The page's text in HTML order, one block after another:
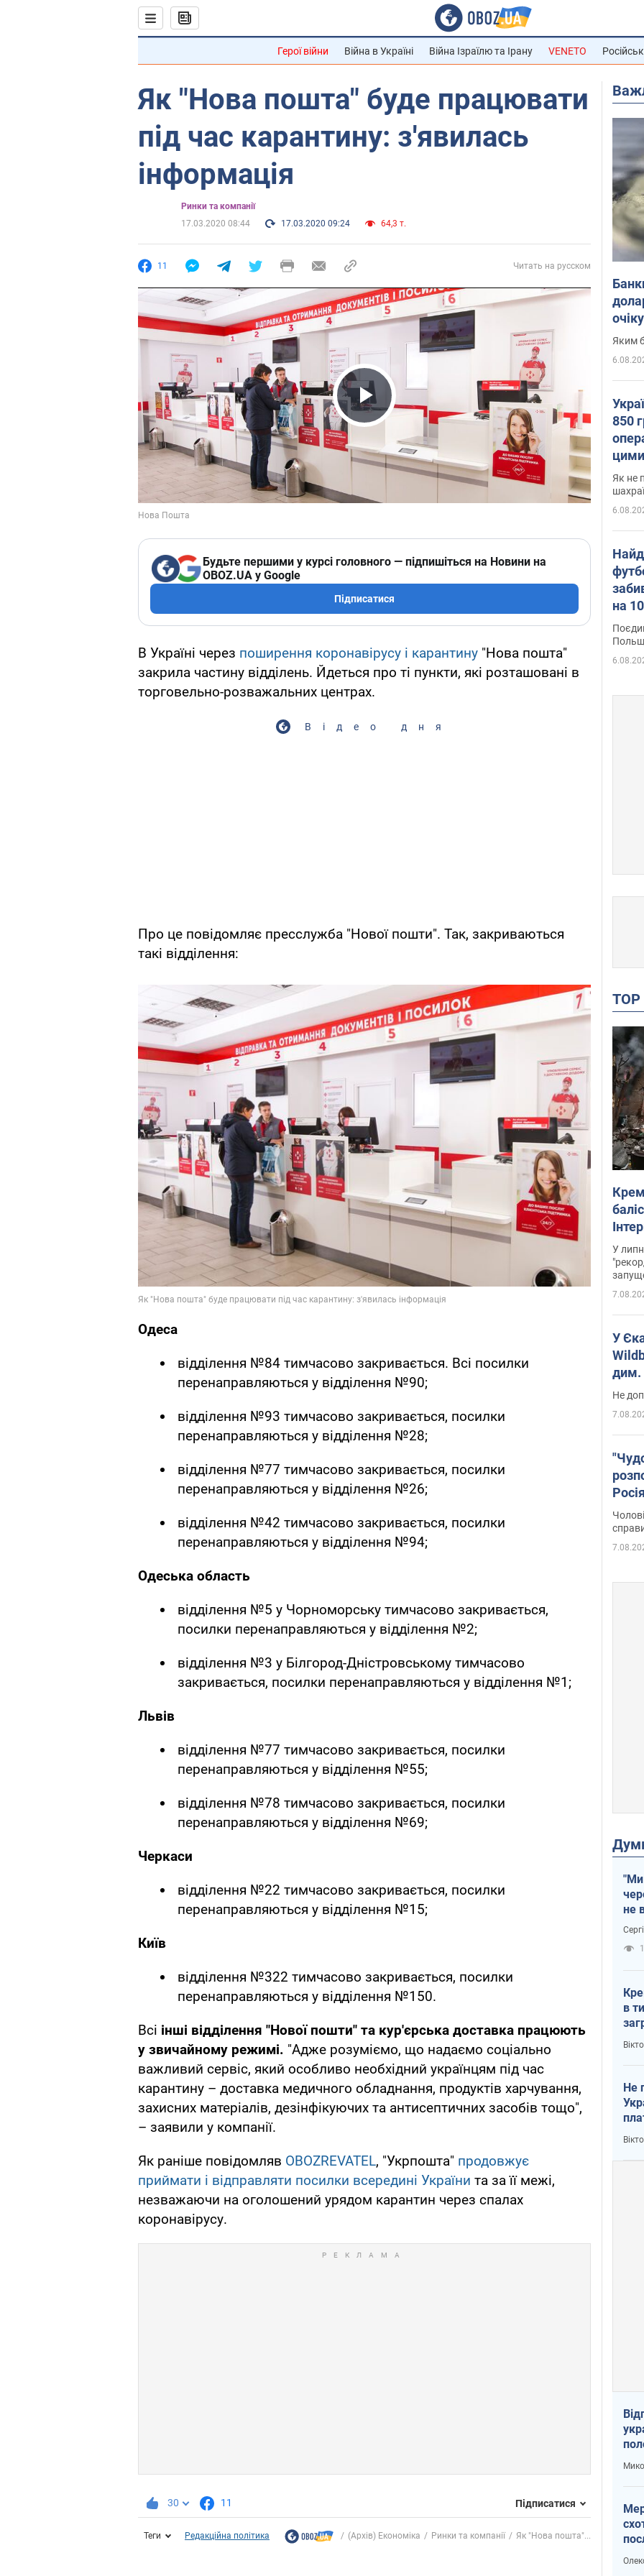
Герої війни Війна в Україні Війна Ізраїлю та Ірану VENETO
Як "Нова пошта" буде працювати
під час карантину: з'явилась
інформація
Ринки та компанії
17.03.2020 08:44
17.03.2020 09:24 64,3 т.
11 Читать на русском
Play Video
Будьте першими у курсі головного — підпишіться на Новини на
OBOZ.UA у Google
Підписатися
В Україні через поширення коронавірусу і карантину "Нова пошта"
закрила частину відділень. Йдеться про ті пункти, які розташовані в
торговельно-розважальних центрах.
Відео дня
Про це повідомляє пресслужба "Нової пошти". Так, закриваються
такі відділення:
Одеса
відділення №84 тимчасово закривається. Всі посилки
перенаправляються у відділення №90;
відділення №93 тимчасово закривається, посилки
перенаправляються у відділення №28;
відділення №77 тимчасово закривається, посилки
перенаправляються у відділення №26;
відділення №42 тимчасово закривається, посилки
перенаправляються у відділення №94;
Одеська область
відділення №5 у Чорноморську тимчасово закривається,
посилки перенаправляються у відділення №2;
відділення №3 у Білгород-Дністровському тимчасово
закривається, посилки перенаправляються у відділення №1;
Львів
відділення №77 тимчасово закривається, посилки
перенаправляються у відділення №55;
відділення №78 тимчасово закривається, посилки
перенаправляються у відділення №69;
Черкаси
відділення №22 тимчасово закривається, посилки
перенаправляються у відділення №15;
Київ
відділення №322 тимчасово закривається, посилки
перенаправляються у відділення №150.
Всі інші відділення "Нової пошти" та кур'єрська доставка працюють
у звичайному режимі. "Адже розуміємо, що надаємо соціально
важливий сервіс, який особливо необхідний українцям під час
карантину – доставка медичного обладнання, продуктів харчування,
захисних матеріалів, дезінфікуючих та антисептичних засобів тощо",
– заявили у компанії.
Як раніше повідомляв OBOZREVATEL, "Укрпошта" продовжує
приймати і відправляти посилки всередині України та за її межі,
незважаючи на оголошений урядом карантин через спалах
коронавірусу.
30 11 Підписатися
Теги Редакційна політика (Архів) Економіка Ринки та компанії Як "Нова пошта"...
Яким
850
Як не
на
Відео
У
У
дим.
Не
Фото
"Ми
не
в
Не